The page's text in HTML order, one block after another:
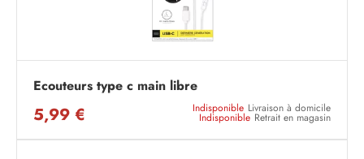
Ecouteurs type c main libre
5,99 € Indisponible Livraison à domicile
Indisponible Retrait en magasin